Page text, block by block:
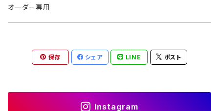
オーダー専用
保存 シェア LINE ポスト
Instagram